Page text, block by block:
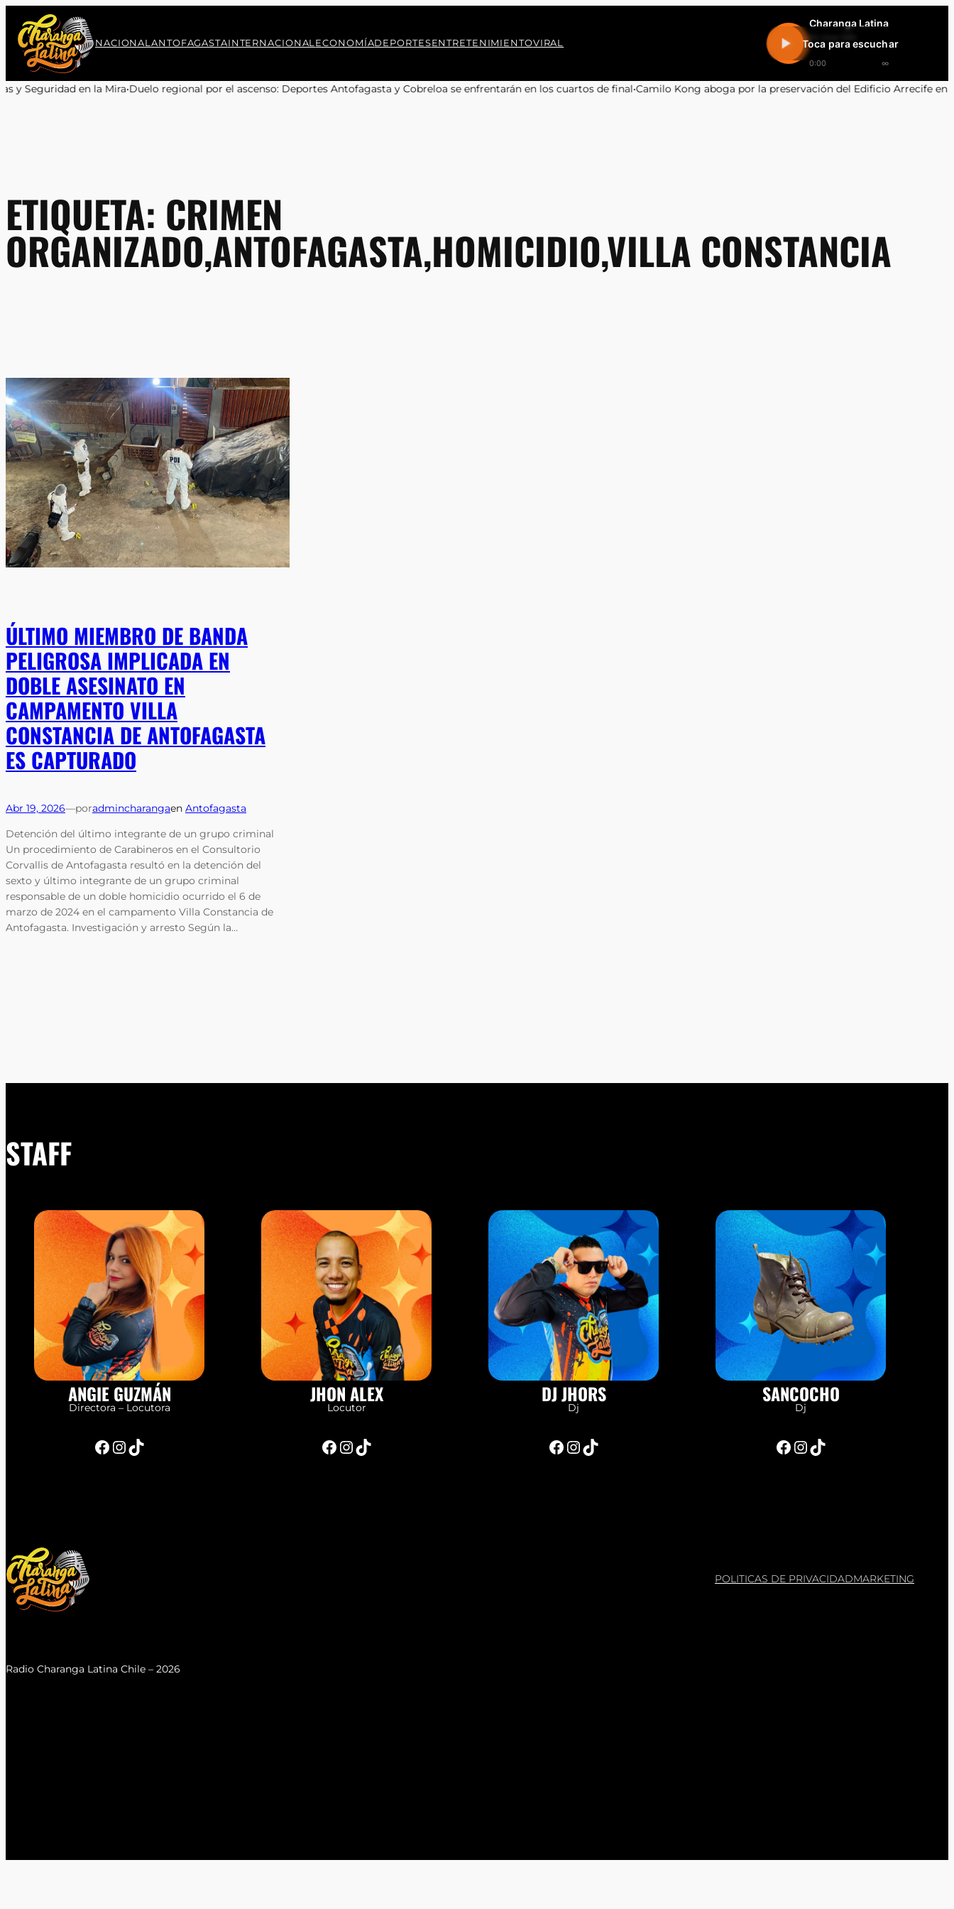
contenido
NACIONALANTOFAGASTAINTERNACIONALECONOMÍADEPORTESENTRETENIMIENTOVIRAL
Charanga Latina
En vivo 24h
0:00 ∞
Toca para escuchar
Mira•Duelo regional por el ascenso: Deportes Antofagasta y Cobreloa se enfrentarán en los cuartos de final• Camilo Kong aboga por la preservación del Edificio Arrecife en Antofagasta•
ETIQUETA: CRIMEN
ORGANIZADO,ANTOFAGASTA,HOMICIDIO,VILLA CONSTANCIA
ÚLTIMO MIEMBRO DE BANDA
PELIGROSA IMPLICADA EN
DOBLE ASESINATO EN
CAMPAMENTO VILLA
CONSTANCIA DE ANTOFAGASTA
ES CAPTURADO
Abr 19, 2026—poradmincharangaen Antofagasta
Detención del último integrante de un grupo criminal
Un procedimiento de Carabineros en el Consultorio
Corvallis de Antofagasta resultó en la detención del
sexto y último integrante de un grupo criminal
responsable de un doble homicidio ocurrido el 6 de
marzo de 2024 en el campamento Villa Constancia de
Antofagasta. Investigación y arresto Según la…
STAFF
ANGIE GUZMÁN
Directora – Locutora
Facebook InstagramTikTok
JHON ALEX
Locutor
Facebook InstagramTikTok
DJ JHORS
Dj
Facebook InstagramTikTok
SANCOCHO
Dj
Facebook InstagramTikTok
POLITICAS DE PRIVACIDADMARKETING
Radio Charanga Latina Chile – 2026